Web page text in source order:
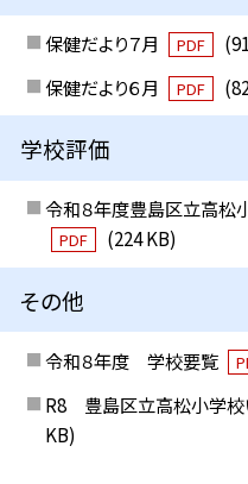
保健だより７月 PDF
保健だより６月
PDF
学校評価
令和８年度豊島区立高松
PDF (224 KB)
その他
令和８年度 学校要覧
R8 豊島区立高松小学校
KB)